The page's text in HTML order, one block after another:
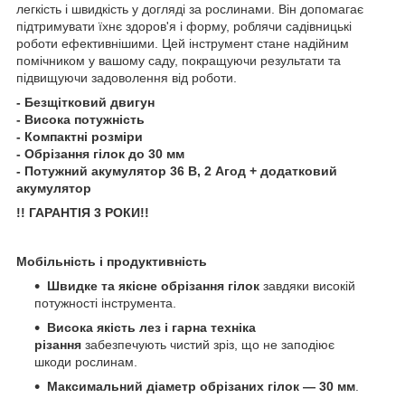
легкість і швидкість у догляді за рослинами. Він допомагає
підтримувати їхнє здоров'я і форму, роблячи садівницькі
роботи ефективнішими. Цей інструмент стане надійним
помічником у вашому саду, покращуючи результати та
підвищуючи задоволення від роботи.
- Безщітковий двигун
- Висока потужність
- Компактні розміри
- Обрізання гілок до 30 мм
- Потужний акумулятор 36 В, 2 Aгод + додатковий
акумулятор
!! ГАРАНТІЯ 3 РОКИ!!
Мобільність і продуктивність
Швидке та якісне обрізання гілок завдяки високій
потужності інструмента.
Висока якість лез і гарна техніка
різання забезпечують чистий зріз, що не заподіює
шкоди рослинам.
Максимальний діаметр обрізаних гілок — 30 мм